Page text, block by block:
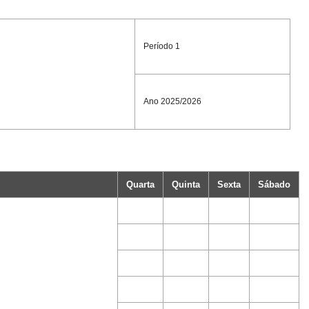
Período 1
Ano 2025/2026
Quarta Quinta Sexta Sábado